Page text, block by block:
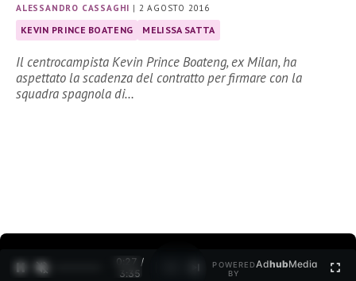
ALESSANDRO CASSAGHI | 2 AGOSTO 2016
KEVIN PRINCE BOATENG MELISSA SATTA
Il centrocampista Kevin Prince Boateng, ex Milan, ha
aspettato la scadenza del contratto per firmare con la
squadra spagnola di…
0:27 /
3:35
POWERED
BY
AdhubMedia